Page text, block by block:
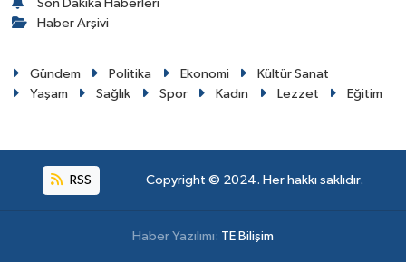
Son Dakika Haberleri
Haber Arşivi
Gündem Politika Ekonomi
Kültür Sanat
Yaşam
Sağlık Spor Kadın Lezzet Eğitim
RSS Copyright © 2024. Her hakkı saklıdır.
Haber Yazılımı: TE Bilişim